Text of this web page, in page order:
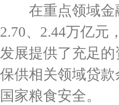
在重点领域金融
2.70、2.44万亿元
发展提供了充足
保供相关领域贷款
国家粮食安全。